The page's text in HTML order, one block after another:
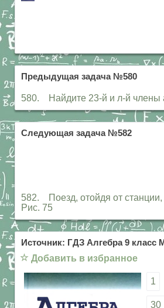
Предыдущая задача №580
580. Найдите 23-й и л-й члены
Следующая задача №582
582. Поезд, отойдя от станции,
Рис. 75
Источник: ГДЗ Алгебра 9 класс
☆ Добавить в избранное
1
30